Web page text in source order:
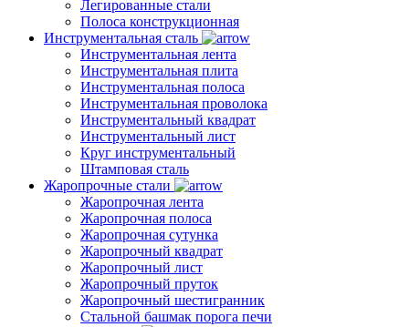
Легированные стали
Полоса конструкционная
Инструментальная сталь
Инструментальная лента
Инструментальная плита
Инструментальная полоса
Инструментальная проволока
Инструментальный квадрат
Инструментальный лист
Круг инструментальный
Штамповая сталь
Жаропрочные стали
Жаропрочная лента
Жаропрочная полоса
Жаропрочная сутунка
Жаропрочный квадрат
Жаропрочный лист
Жаропрочный пруток
Жаропрочный шестигранник
Стальной башмак порога печи